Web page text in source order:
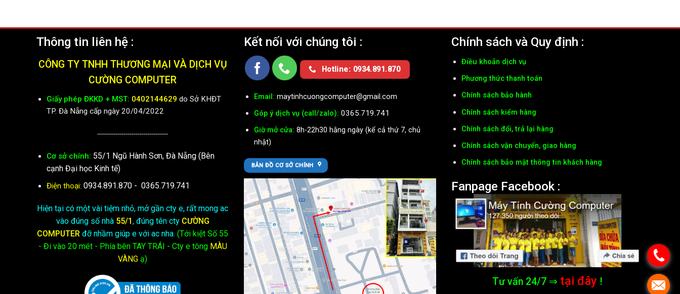
Thông tin liên hệ :
CÔNG TY TNHH THƯƠNG MẠI VÀ DỊCH VỤ
CƯỜNG COMPUTER
Giấy phép ĐKKD + MST: 0402144629 do Sở KHĐT
TP. Đà Nẵng cấp ngày 20/04/2022
-----------------------------------
Cơ sở chính: 55/1 Ngũ Hành Sơn, Đà Nẵng (Bên
cạnh Đại học Kinh tế)
Điện thoại: 0934.891.870 - 0365.719.741
Hiện tại có một vài tiệm nhỏ, mở gần cty e, rất mong ac
vào đúng số nhà 55/1, đúng tên cty CƯỜNG
COMPUTER đỡ nhầm giúp e với ac nha. (Tới kiệt Số 55
- Đi vào 20 mét - Phía bên TAY TRÁI - Cty e tôngMÀU
VÀNG ạ)
Kết nối với chúng tôi :
Hotline: 0934.891.870
Email: maytinhcuongcomputer@gmail.com
Góp ý dịch vụ (call/zalo): 0365.719.741
Giờ mở cửa: 8h-22h30 hằng ngày (kể cả thứ 7, chủ
nhật)
BẢN ĐỒ CƠ SỞ CHÍNH
Chính sách và Quy định :
Điều khoản dịch vụ
Phương thức thanh toán
Chính sách bảo hành
Chính sách kiểm hàng
Chính sách đổi, trả lại hàng
Chính sách vận chuyển, giao hàng
Chính sách bảo mật thông tin khách hàng
Fanpage Facebook :
Tư vấn 24/7 ⇒ tại đây !